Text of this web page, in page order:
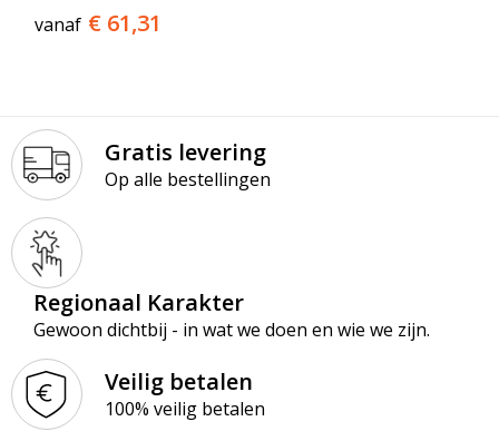
vanaf € 61,31
Gratis levering
Op alle bestellingen
Regionaal Karakter
Gewoon dichtbij - in wat we doen en wie we zijn.
Veilig betalen
100% veilig betalen